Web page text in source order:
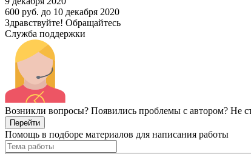
600 руб. до 10 декабря 2020
Здравствуйте! Обращайтесь
Служба поддержки
Возникли вопросы? Появились проблемы с автором? Не
Перейти
Помощь в подборе материалов для написания работы